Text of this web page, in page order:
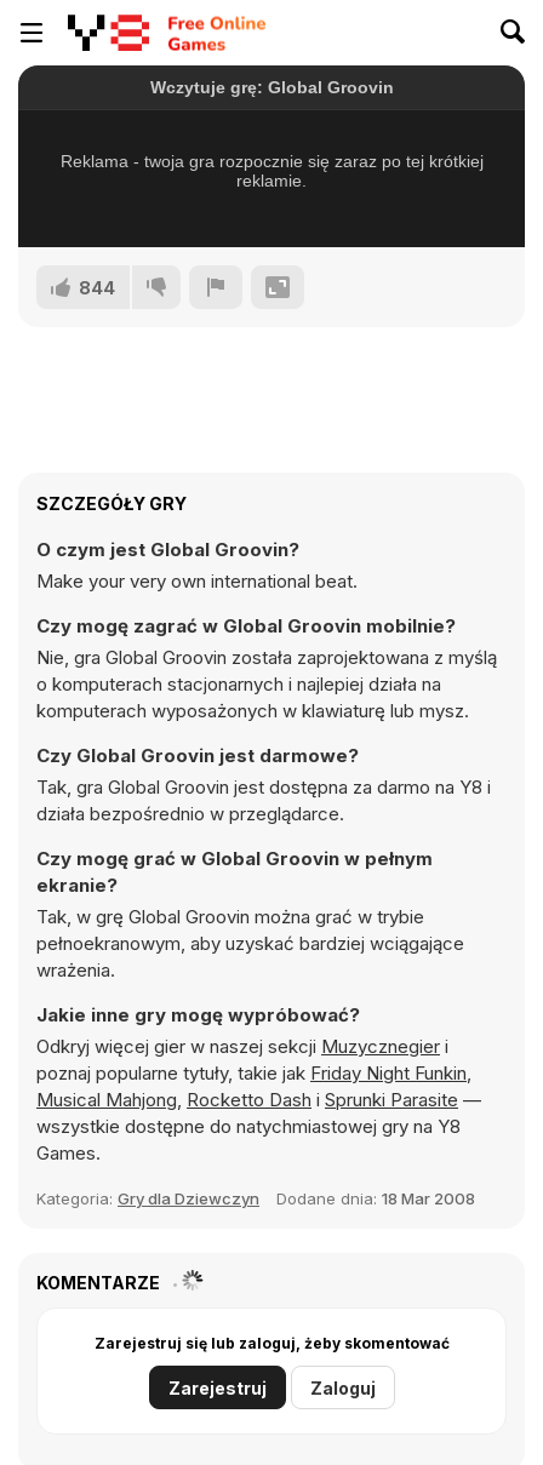
844
SZCZEGÓŁY GRY
O czym jest Global Groovin?
Make your very own international beat.
Czy mogę zagrać w Global Groovin mobilnie?
Nie, gra Global Groovin została zaprojektowana z myślą
o komputerach stacjonarnych i najlepiej działa na
komputerach wyposażonych w klawiaturę lub mysz.
Czy Global Groovin jest darmowe?
Tak, gra Global Groovin jest dostępna za darmo na Y8 i
działa bezpośrednio w przeglądarce.
Czy mogę grać w Global Groovin w pełnym
ekranie?
Tak, w grę Global Groovin można grać w trybie
pełnoekranowym, aby uzyskać bardziej wciągające
wrażenia.
Jakie inne gry mogę wypróbować?
Odkryj więcej gier w naszej sekcji Muzycznegier i
poznaj popularne tytuły, takie jak Friday Night Funkin,
Musical Mahjong, Rocketto Dash i Sprunki Parasite —
wszystkie dostępne do natychmiastowej gry na Y8
Games.
Kategoria: Gry dla Dziewczyn Dodane dnia: 18 Mar 2008
KOMENTARZE
Zarejestruj się lub zaloguj, żeby skomentować
Zarejestruj Zaloguj